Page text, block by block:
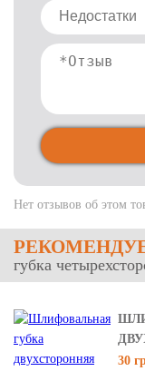
Нет отзывов об этом
губка
30